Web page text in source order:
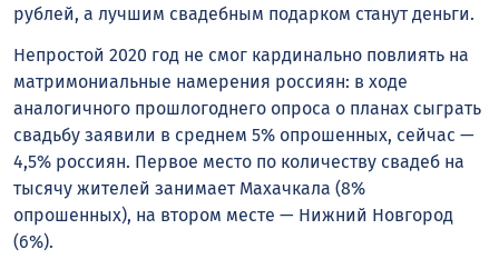
рублей, а лучшим свадебным подарком станут деньги.
Непростой 2020 год не смог кардинально повлиять на
матримониальные намерения россиян: в ходе
аналогичного прошлогоднего опроса о планах сыграть
свадьбу заявили в среднем 5% опрошенных, сейчас —
4,5% россиян. Первое место по количеству свадеб на
тысячу жителей занимает Махачкала (8%
опрошенных), на втором месте — Нижний Новгород
(6%).